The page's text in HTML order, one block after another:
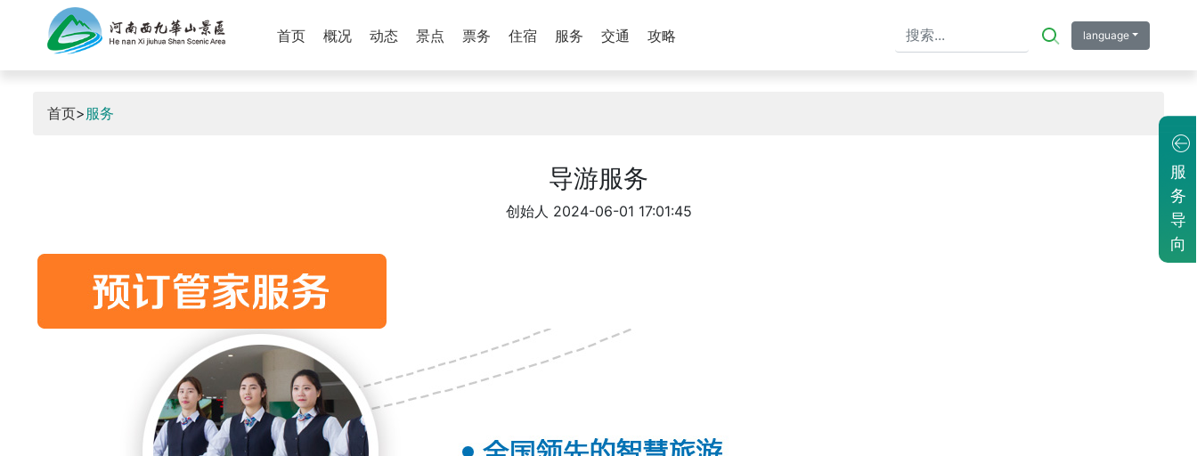
首页 概况 动态 景点 票务 住宿 服务 交通 攻略 language
首页>服务
导游服务
创始人 2024-06-01 17:01:45
服
务
导
向